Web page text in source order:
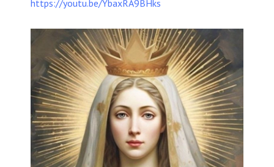
https://youtu.be/YbaxRA9BHks